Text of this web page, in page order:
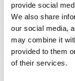
provide social
We also share
our social media,
may combine it
provided to them
of their services.
Informativa